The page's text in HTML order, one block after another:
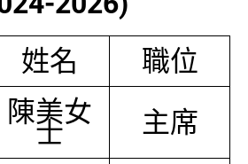
姓名
職位
陳美女
士 主席